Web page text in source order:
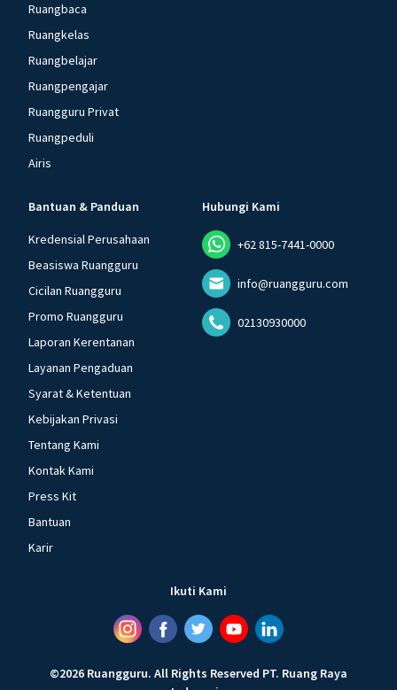
Ruangbaca
Ruangkelas
Ruangbelajar
Ruangpengajar
Ruangguru Privat
Ruangpeduli
Airis
Bantuan & Panduan
Kredensial Perusahaan
Beasiswa Ruangguru
Cicilan Ruangguru
Promo Ruangguru
Laporan Kerentanan
Layanan Pengaduan
Syarat & Ketentuan
Kebijakan Privasi
Tentang Kami
Kontak Kami
Press Kit
Bantuan
Karir
Hubungi Kami
+62 815-7441-0000
info@ruangguru.com
02130930000
Ikuti Kami
©2026 Ruangguru. All Rights Reserved PT. Ruang Raya